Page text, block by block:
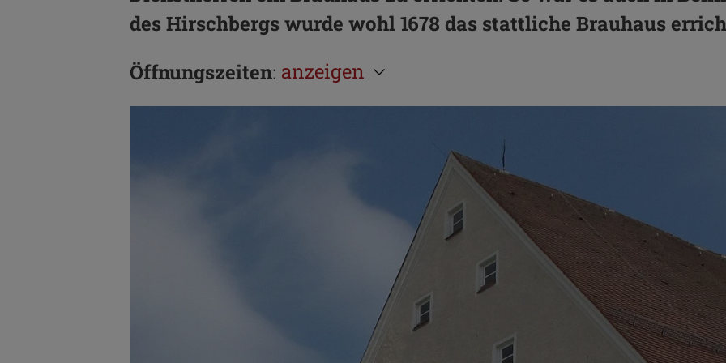
des Hirschbergs wurde wohl 1678 das stattliche Brauhaus
Öffnungszeiten: anzeigen